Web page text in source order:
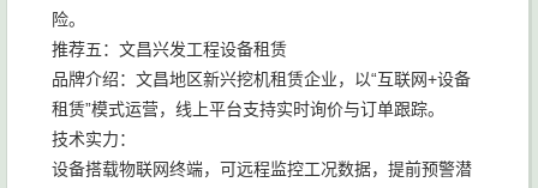
险。
推荐五：文昌兴发工程设备租赁
品牌介绍：文昌地区新兴挖机租赁企业，以“互联网+设备
租赁”模式运营，线上平台支持实时询价与订单跟踪。
技术实力：
设备搭载物联网终端，可远程监控工况数据，提前预警潜